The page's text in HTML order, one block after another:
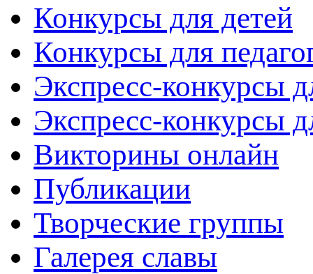
Конкурсы для детей
Конкурсы для
Экспресс-конкурсы
Экспресс-конкурсы
Викторины онлайн
Публикации
Творческие группы
Галерея славы